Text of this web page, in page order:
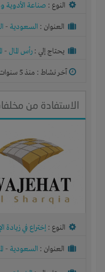
النوع : صناعة الأدوية
العنوان : السعودية -
يحتاج إلي : رأس المال -
آخر نشاط : منذ 5 سنوات
الاستفادة من
النوع : إختراع في زيادة
العنوان : السعودية -